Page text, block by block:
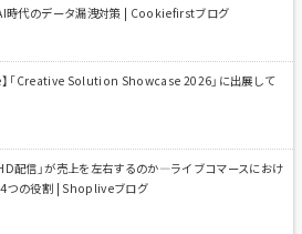
時代のデータ漏洩対策 | Cookiefirstブログ
「Creative Solution Showcase 2026」に出展して
配信」が売上を左右するのか—ライブコマースにおけ
4つの役割 | Shopliveブログ